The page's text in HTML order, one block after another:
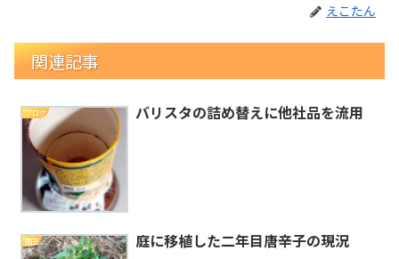
えこたん
関連記事
ブログ バリスタの詰め替えに他社品を流用
園芸 庭に移植した二年目唐辛子の現況